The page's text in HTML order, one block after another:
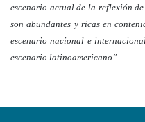
escenario actual de la reflexión
son abundantes y ricas en
escenario nacional e
escenario latinoamericano”.